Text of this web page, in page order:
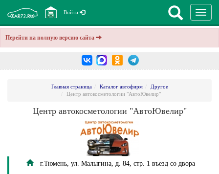
Перейти на полную версию сайта
Войти
Главная страница Каталог автофирм
Другое
Центр автокосметологии "АвтоЮвелир"
Центр автокосметологии "АвтоЮвелир"
г.Тюмень, ул. Малыгина, д. 84, стр. 1 въезд со двора